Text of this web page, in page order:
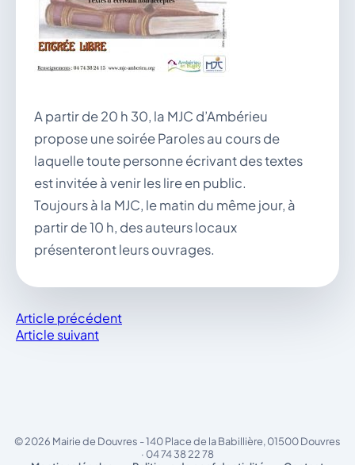
A partir de 20 h 30, la MJC d’Ambérieu
propose une soirée Paroles au cours de
laquelle toute personne écrivant des textes
est invitée à venir les lire en public.
Toujours à la MJC, le matin du même jour, à
partir de 10 h, des auteurs locaux
présenteront leurs ouvrages.
Article précédent
Article suivant
© 2026 Mairie de Douvres - 140 Place de la Babillière, 01500 Douvres
· 04 74 38 22 78